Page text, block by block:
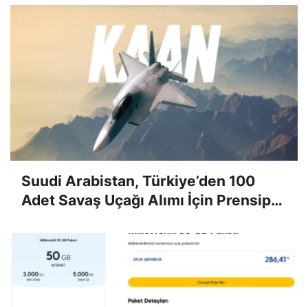
Suudi Arabistan, Türkiye’den 100
Adet Savaş Uçağı Alımı İçin Prensipte